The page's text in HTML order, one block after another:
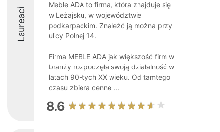
Laureaci
Meble ADA to firma, która znajduje się
w Leżajsku, w województwie
podkarpackim. Znaleźć ją można przy
ulicy Polnej 14.
Firma MEBLE ADA jak większość firm w
branży rozpoczęła swoją działalność w
latach 90-tych XX wieku. Od tamtego
czasu zbiera cenne ...
8.6